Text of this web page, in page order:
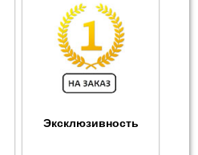
Эксклюзивность